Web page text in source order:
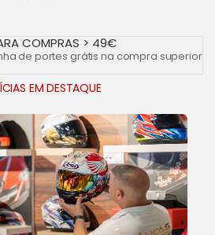
COMPRAS > 49€
de portes grátis na compra superior
EM DESTAQUE